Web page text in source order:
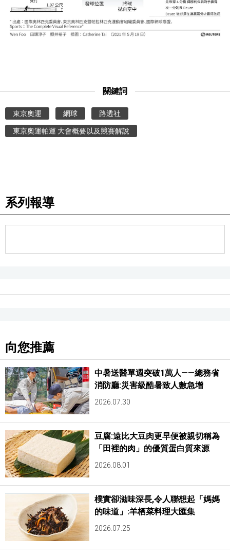
運動
家庭
關鍵詞
東京奧運 網球 路透社
東京奧運帕運 大會概要以及競賽解說
系列報導
向您推薦
中暑送醫單週突破1萬人——總務省
消防廳:災害級酷暑致人數急增
2026.07.30
豆腐:遠比大豆肉更早便被親切稱為
「田裡的肉」的優質蛋白質來源
2026.08.01
樸實卻滋味深長,令人聯想起「媽媽
的味道」:羊栖菜料理大匯集
2026.07.25